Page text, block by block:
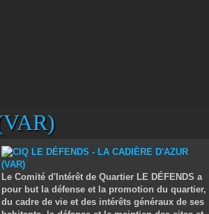
Le Comité d'Intérêt de Quartier LE DÉFENDS a
pour but la défense et la promotion du quartier,
du cadre de vie et des intérêts généraux de ses